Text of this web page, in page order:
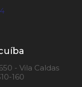
- Vila Caldas
160